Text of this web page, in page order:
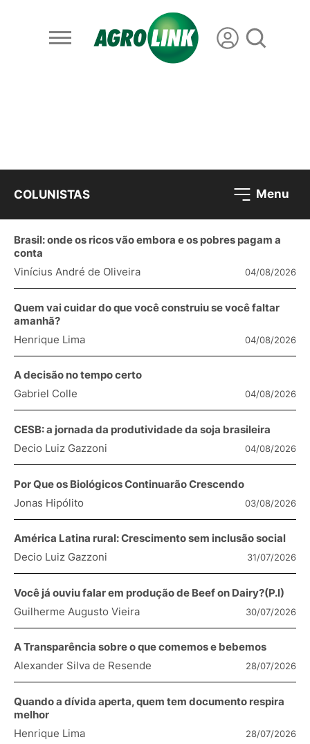
COLUNISTAS Menu
Brasil: onde os ricos vão embora e os pobres pagam a
conta
Vinícius André de Oliveira
04/08/2026
Quem vai cuidar do que você construiu se você faltar
amanhã?
Henrique Lima
04/08/2026
A decisão no tempo certo
Gabriel Colle
04/08/2026
CESB: a jornada da produtividade da soja brasileira
Decio Luiz Gazzoni
04/08/2026
Por Que os Biológicos Continuarão Crescendo
Jonas Hipólito
03/08/2026
América Latina rural: Crescimento sem inclusão social
Decio Luiz Gazzoni
31/07/2026
Você já ouviu falar em produção de Beef on Dairy?(P.I)
Guilherme Augusto Vieira
30/07/2026
A Transparência sobre o que comemos e bebemos
Alexander Silva de Resende
28/07/2026
Quando a dívida aperta, quem tem documento respira
melhor
Henrique Lima
28/07/2026